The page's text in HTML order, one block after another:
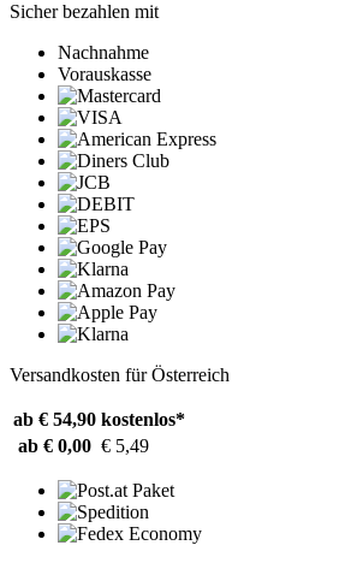
Sicher bezahlen mit
Nachnahme
Vorauskasse
Versandkosten für Österreich
ab € 54,90 kostenlos*
ab € 0,00 € 5,49